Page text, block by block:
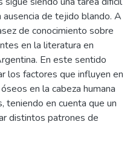
de tejido blando. A
de conocimiento sobre
en la literatura en
En este sentido
los factores que influyen en
en la cabeza humana
teniendo en cuenta que un
distintos patrones de